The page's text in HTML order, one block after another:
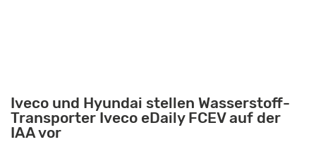
Iveco und Hyundai stellen Wasserstoff-
Transporter Iveco eDaily FCEV auf der
IAA vor